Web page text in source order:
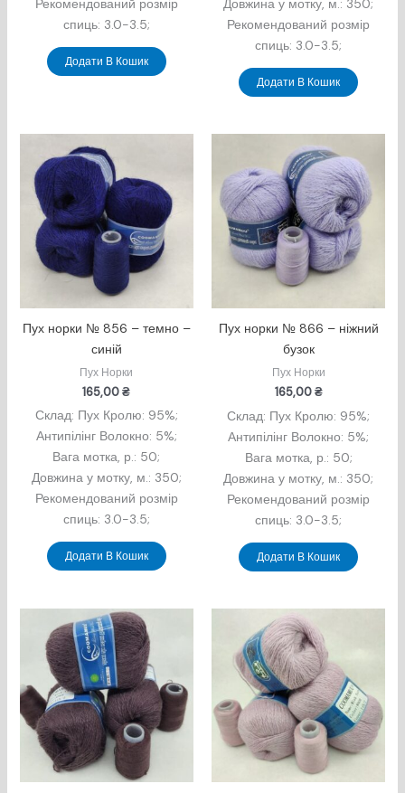
Рекомендований розмір
спиць: 3.0-3.5;
Додати В Кошик
Довжина у мотку, м.: 350;
Рекомендований розмір
спиць: 3.0-3.5;
Додати В Кошик
Пух норки № 856 – темно –
синій
Пух Норки
165,00₴
Склад: Пух Кролю: 95%;
Антипілінг Волокно: 5%;
Вага мотка, р.: 50;
Довжина у мотку, м.: 350;
Рекомендований розмір
спиць: 3.0-3.5;
Додати В Кошик
Пух норки № 866 – ніжний
бузок
Пух Норки
165,00₴
Склад: Пух Кролю: 95%;
Антипілінг Волокно: 5%;
Вага мотка, р.: 50;
Довжина у мотку, м.: 350;
Рекомендований розмір
спиць: 3.0-3.5;
Додати В Кошик